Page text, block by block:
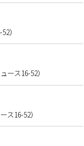
）
ス16-52）
16-52）